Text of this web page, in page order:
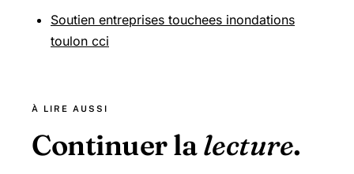
Soutien entreprises touchees inondations
toulon cci
À LIRE AUSSI
Continuer lalecture.